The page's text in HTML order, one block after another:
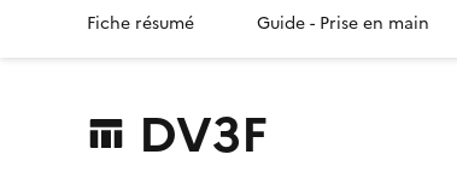
Fiche résumé Guide - Prise en main
DV3F